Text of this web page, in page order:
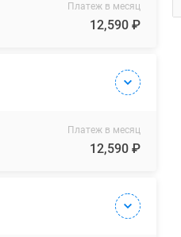
Платеж в месяц
12,590 ₽
Платеж в месяц
12,590 ₽